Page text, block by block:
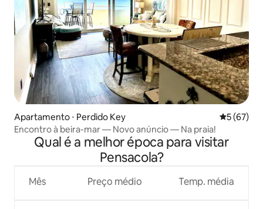
Apartamento ⋅ Perdido Key 5 de uma
5 (67)
Encontro à beira-mar — Novo anúncio — Na praia!
Qual é a melhor época para visitar
Pensacola?
Mês Preço médio Temp. média